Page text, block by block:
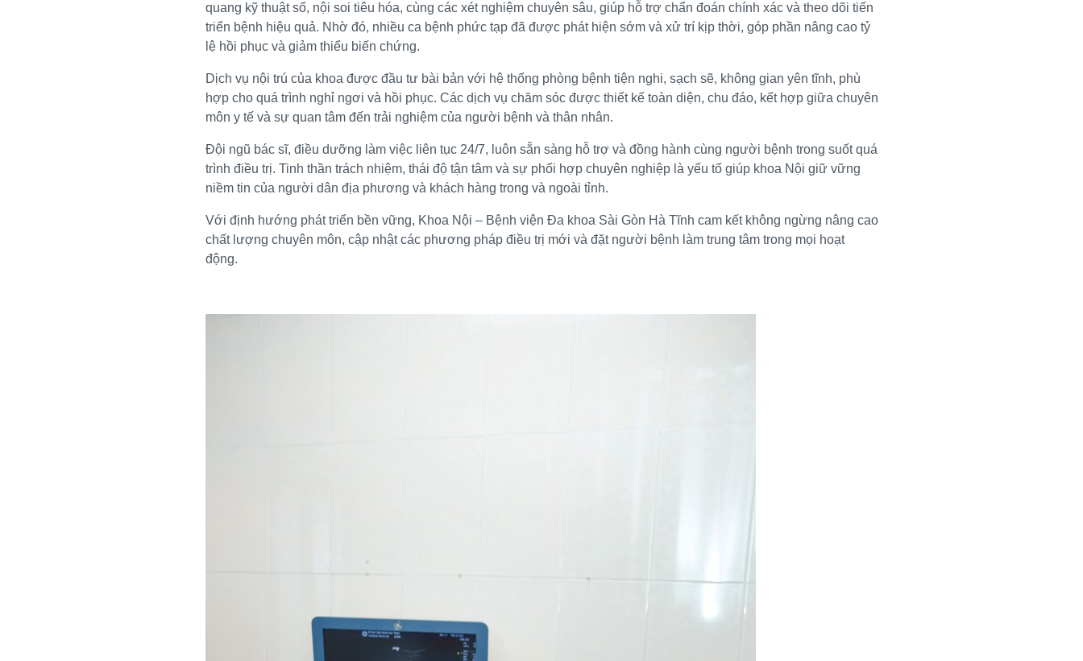
quang kỹ thuật số, nội soi tiêu hóa, cùng các xét nghiệm chuyên sâu, giúp hỗ trợ chẩn đoán chính xác và theo dõi tiến
triển bệnh hiệu quả. Nhờ đó, nhiều ca bệnh phức tạp đã được phát hiện sớm và xử trí kịp thời, góp phần nâng cao tỷ
lệ hồi phục và giảm thiểu biến chứng.
Dịch vụ nội trú của khoa được đầu tư bài bản với hệ thống phòng bệnh tiện nghi, sạch sẽ, không gian yên tĩnh, phù
hợp cho quá trình nghỉ ngơi và hồi phục. Các dịch vụ chăm sóc được thiết kế toàn diện, chu đáo, kết hợp giữa chuyên
môn y tế và sự quan tâm đến trải nghiệm của người bệnh và thân nhân.
Đội ngũ bác sĩ, điều dưỡng làm việc liên tục 24/7, luôn sẵn sàng hỗ trợ và đồng hành cùng người bệnh trong suốt quá
trình điều trị. Tinh thần trách nhiệm, thái độ tận tâm và sự phối hợp chuyên nghiệp là yếu tố giúp khoa Nội giữ vững
niềm tin của người dân địa phương và khách hàng trong và ngoài tỉnh.
Với định hướng phát triển bền vững, Khoa Nội – Bệnh viện Đa khoa Sài Gòn Hà Tĩnh cam kết không ngừng nâng cao
chất lượng chuyên môn, cập nhật các phương pháp điều trị mới và đặt người bệnh làm trung tâm trong mọi hoạt
động.